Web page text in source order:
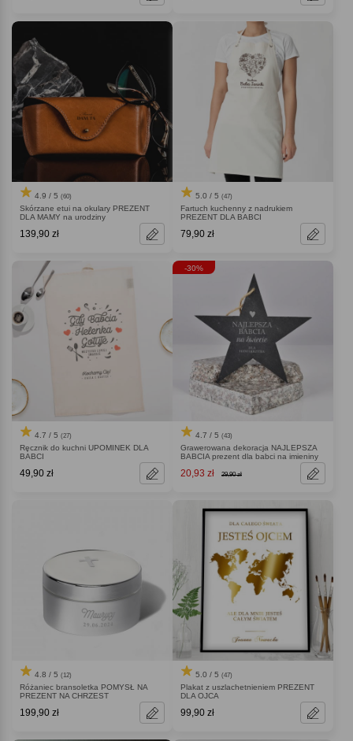
4.9 / 5 (60)
Skórzane etui na okulary PREZENT
DLA MAMY na urodziny
139,90 zł
5.0 / 5 (47)
Fartuch kuchenny z nadrukiem
PREZENT DLA BABCI
79,90 zł
4.7 / 5 (27)
Ręcznik do kuchni UPOMINEK DLA
BABCI
49,90 zł
-30%
4.7 / 5 (43)
Grawerowana dekoracja NAJLEPSZA
BABCIA prezent dla babci na imieniny
20,93 zł 29,90 zł
4.8 / 5 (12)
Różaniec bransoletka POMYSŁ NA
PREZENT NA CHRZEST
199,90 zł
5.0 / 5 (47)
Plakat z uszlachetnieniem PREZENT
DLA OJCA
99,90 zł